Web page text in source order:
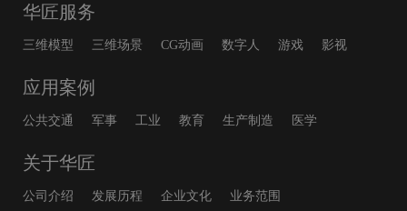
华匠服务
三维模型 三维场景 CG动画 数字人 游戏 影视
应用案例
公共交通 军事 工业 教育 生产制造 医学
关于华匠
公司介绍 发展历程 企业文化 业务范围